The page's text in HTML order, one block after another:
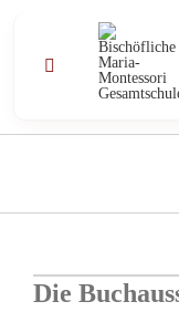
Toggle
Navigation
Schule
Unterricht
Die